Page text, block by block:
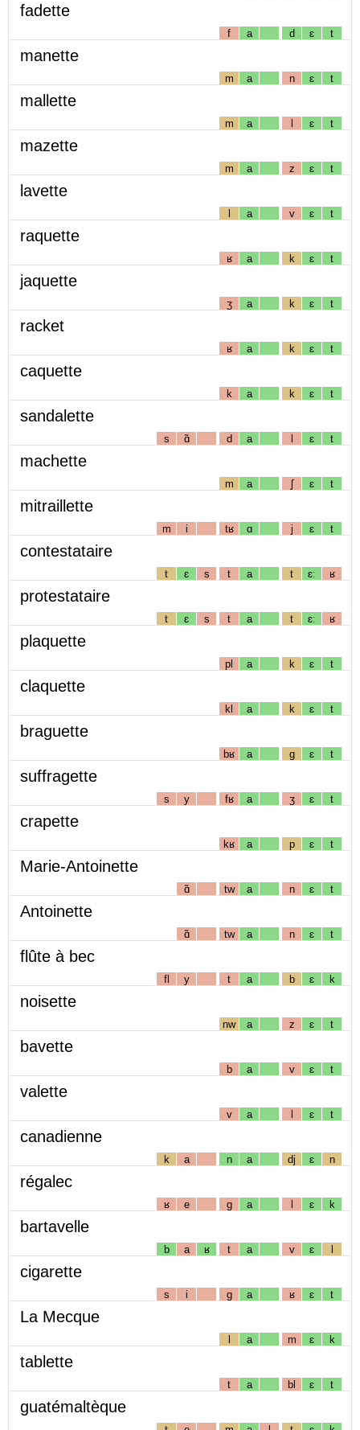
fadette
f a d ɛ t
manette
m a n ɛ t
mallette
m a l ɛ t
mazette
m a z ɛ t
lavette
l a v ɛ t
raquette
ʁ a k ɛ t
jaquette
ʒ a k ɛ t
racket
ʁ a k ɛ t
caquette
k a k ɛ t
sandalette
s ɑ̃ d a l ɛ t
machette
m a ʃ ɛ t
mitraillette
m i tʁ ɑ j ɛ t
contestataire
t ɛ s t a t ɛː ʁ
protestataire
t ɛ s t a t ɛː ʁ
plaquette
pl a k ɛ t
claquette
kl a k ɛ t
braguette
bʁ a g ɛ t
suffragette
s y fʁ a ʒ ɛ t
crapette
kʁ a p ɛ t
Marie-Antoinette
ɑ̃ tw a n ɛ t
Antoinette
ɑ̃ tw a n ɛ t
flûte à bec
fl y t a b ɛ k
noisette
nw a z ɛ t
bavette
b a v ɛ t
valette
v a l ɛ t
canadienne
k a n a dj ɛ n
régalec
ʁ e g a l ɛ k
bartavelle
b a ʁ t a v ɛ l
cigarette
s i g a ʁ ɛ t
La Mecque
l a m ɛ k
tablette
t a bl ɛ t
guatémaltèque